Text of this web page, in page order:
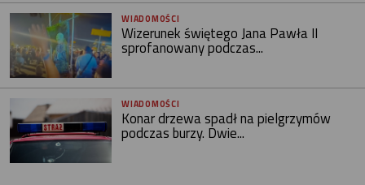
WIADOMOŚCI
Wizerunek świętego Jana Pawła II
sprofanowany podczas...
WIADOMOŚCI
Konar drzewa spadł na pielgrzymów
podczas burzy. Dwie...